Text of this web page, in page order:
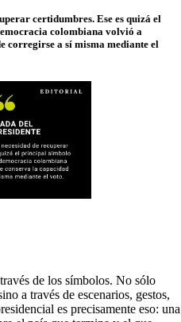
certidumbres. Ese es quizá el
colombiana volvió a
corregirse a sí misma mediante el
de los símbolos. No sólo
a través de escenarios, gestos,
es precisamente eso: una